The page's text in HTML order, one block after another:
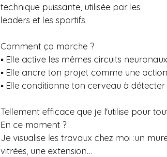
technique puissante, utilisée par les
leaders et les sportifs.
Comment ça marche ?
▪️ Elle active les mêmes circuits
▪️ Elle ancre ton projet comme une
▪️ Elle conditionne ton cerveau à
Tellement efficace que je l'utilise pour
En ce moment ?
Je visualise les travaux chez moi :un
vitrées, une extension…